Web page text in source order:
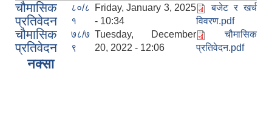
चौमासिक
प्रतिवेदन
८०/८
१
Friday, January 3, 2025
- 10:34
बजेट र खर्च
विवरण.pdf
चौमासिक
प्रतिवेदन
७८/७
९
Tuesday, December
20, 2022 - 12:06
चौमासिक
प्रतिवेदन.pdf
नक्सा